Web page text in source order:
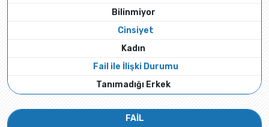
Bilinmiyor
Cinsiyet
Kadın
Fail ile İlişki Durumu
Tanımadığı Erkek
FAİL